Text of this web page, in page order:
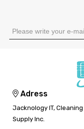
Adress
Jacknology IT,
Supply Inc.